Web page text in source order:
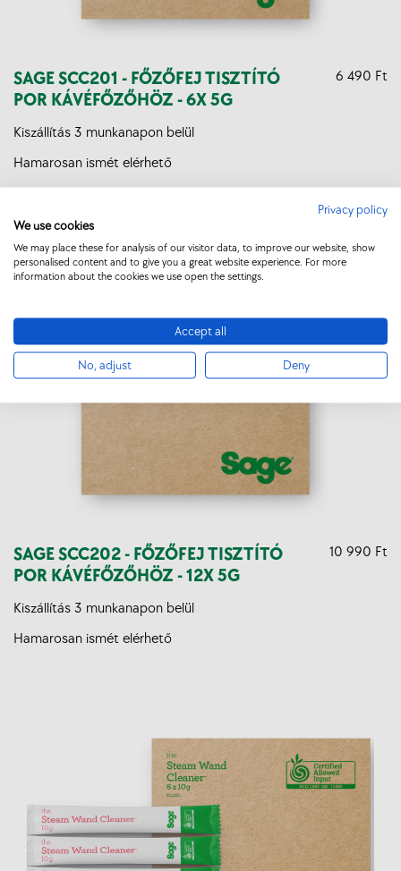
SAGE SCC201 - FŐZŐFEJ TISZTÍTÓ
POR KÁVÉFŐZŐHÖZ - 6X 5G
6 490 Ft
Kiszállítás 3 munkanapon belül
Hamarosan ismét elérhető
SAGE SCC202 - FŐZŐFEJ TISZTÍTÓ
POR KÁVÉFŐZŐHÖZ - 12X 5G
10 990 Ft
Kiszállítás 3 munkanapon belül
Hamarosan ismét elérhető
Privacy policy
We use cookies
We may place these for analysis of our visitor data, to improve our website, show
personalised content and to give you a great website experience. For more
information about the cookies we use open the settings.
Accept all
No, adjust Deny